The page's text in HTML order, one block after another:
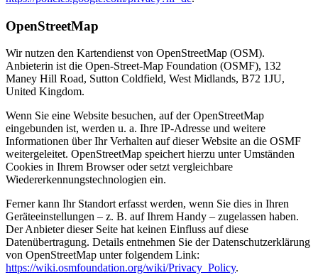
OpenStreetMap
Wir nutzen den Kartendienst von OpenStreetMap (OSM).
Anbieterin ist die Open-Street-Map Foundation (OSMF), 132
Maney Hill Road, Sutton Coldfield, West Midlands, B72 1JU,
United Kingdom.
Wenn Sie eine Website besuchen, auf der OpenStreetMap
eingebunden ist, werden u. a. Ihre IP-Adresse und weitere
Informationen über Ihr Verhalten auf dieser Website an die OSMF
weitergeleitet. OpenStreetMap speichert hierzu unter Umständen
Cookies in Ihrem Browser oder setzt vergleichbare
Wiedererkennungstechnologien ein.
Ferner kann Ihr Standort erfasst werden, wenn Sie dies in Ihren
Geräteeinstellungen – z. B. auf Ihrem Handy – zugelassen haben.
Der Anbieter dieser Seite hat keinen Einfluss auf diese
Datenübertragung. Details entnehmen Sie der Datenschutzerklärung
von OpenStreetMap unter folgendem Link:
https://wiki.osmfoundation.org/wiki/Privacy_Policy.